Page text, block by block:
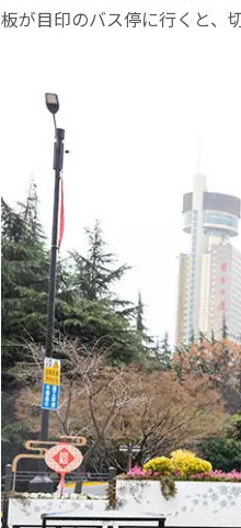
板が目印のバス停に行くと、